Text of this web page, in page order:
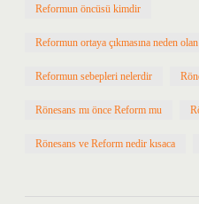
Reformun öncüsü kimdir
Reformun ortaya çıkmasına neden
Reformun sebepleri nelerdir
Rönesans mı önce Reform mu
Rönesans ve Reform nedir kısaca